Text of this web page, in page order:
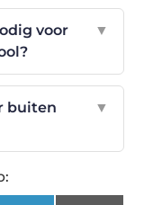
voor
▼
buiten
▼